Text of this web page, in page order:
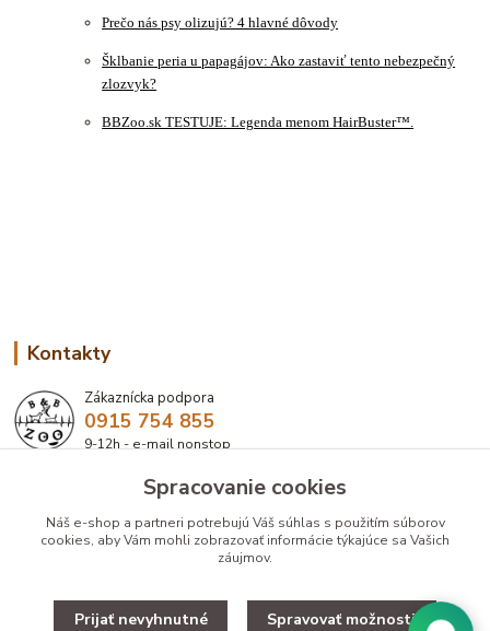
Prečo nás psy olizujú? 4 hlavné dôvody
Šklbanie peria u papagájov: Ako zastaviť tento nebezpečný
zlozvyk?
BBZoo.sk TESTUJE: Legenda menom HairBuster™.
Kontakty
Zákaznícka podpora
0915 754 855
9-12h - e-mail nonstop
eshop@bbzoo.skSpracovanie cookies
Náš e-shop a partneri potrebujú Váš súhlas s použitím súborov
cookies, aby Vám mohli zobrazovať informácie týkajúce sa Vašich
záujmov.
Prijať nevyhnutné Spravovať možnosti